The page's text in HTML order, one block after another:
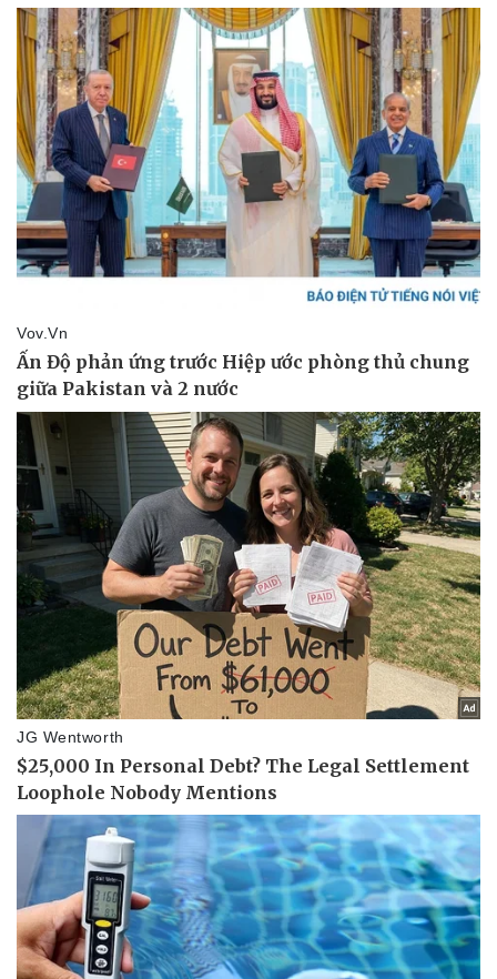
Thể thao
Bóng đá
Lịch thi đấu bóng đá
Thế giới thể thao
eSports
Hậu trường
Ô tô
Xe máy
Tư vấn